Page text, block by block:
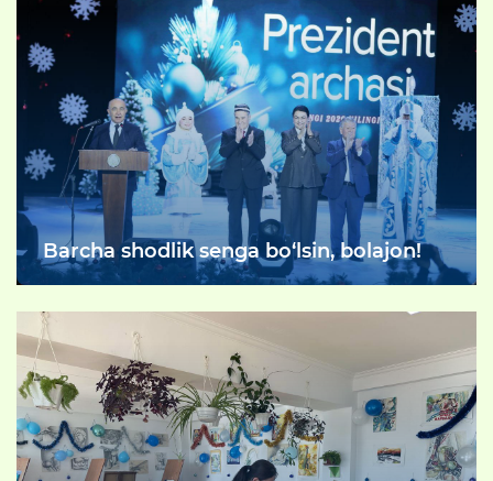
Barcha shodlik senga bo‘lsin, bolajon!